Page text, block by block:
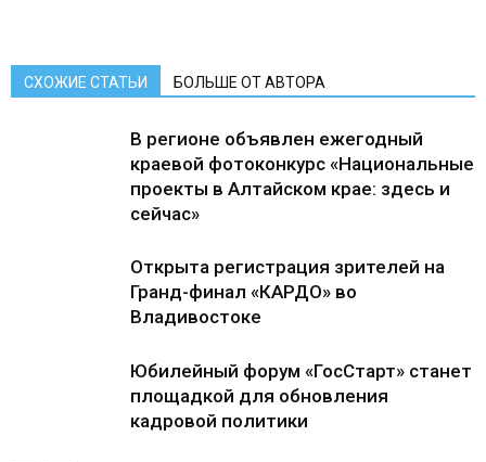
СХОЖИЕ СТАТЬИ БОЛЬШЕ ОТ АВТОРА
В регионе объявлен ежегодный
краевой фотоконкурс «Национальные
проекты в Алтайском крае: здесь и
сейчас»
Открыта регистрация зрителей на
Гранд-финал «КАРДО» во
Владивостоке
Юбилейный форум «ГосСтарт» станет
площадкой для обновления
кадровой политики